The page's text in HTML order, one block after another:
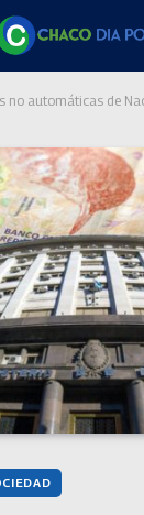
de Nación a provincias